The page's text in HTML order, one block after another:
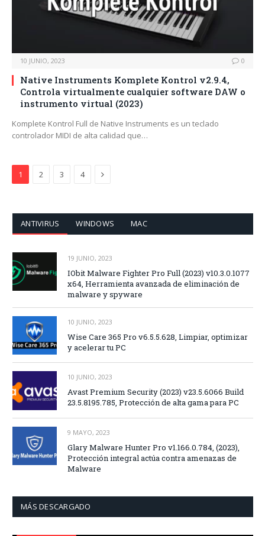
10 JUNIO, 2023 0
Native Instruments Komplete Kontrol v2.9.4,
Controla virtualmente cualquier software DAW o
instrumento virtual (2023)
Komplete Kontrol Full de Native Instruments es un teclado
controlador MIDI de alta calidad que…
1 2 3 4 Siguiente
ANTIVIRUS WINDOWS MAC
19 JUNIO, 2023
IObit Malware Fighter Pro Full (2023) v10.3.0.1077
x64, Herramienta avanzada de eliminación de
malware y spyware
10 JUNIO, 2023
Wise Care 365 Pro v6.5.5.628, Limpiar, optimizar
y acelerar tu PC
10 JUNIO, 2023
Avast Premium Security (2023) v23.5.6066 Build
23.5.8195.785, Protección de alta gama para PC
9 MAYO, 2023
Glary Malware Hunter Pro v1.166.0.784, (2023),
Protección integral actúa contra amenazas de
Malware
MÁS DESCARGADO